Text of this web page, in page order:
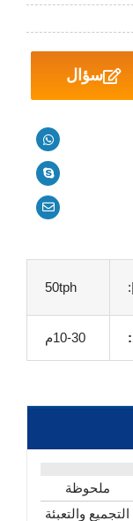
سؤال
50tph
10-30م
ملحوظة
التجميع والتعبئة